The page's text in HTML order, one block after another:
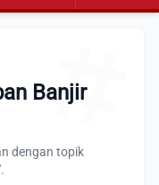
Banjir
dengan topik